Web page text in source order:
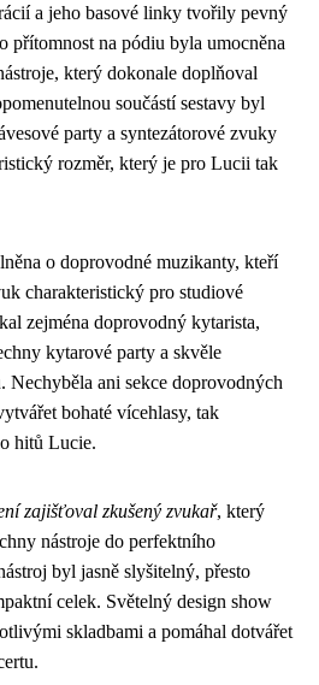
a jeho basové linky tvořily pevný
přítomnost na pódiu byla umocněna
který dokonale doplňoval
součástí sestavy byl
party a syntezátorové zvuky
rozměr, který je pro Lucii tak
o doprovodné muzikanty, kteří
charakteristický pro studiové
zejména doprovodný kytarista,
kytarové party a skvěle
ani sekce doprovodných
bohaté vícehlasy, tak
hitů Lucie.
zajišťoval zkušený zvukař, který
nástroje do perfektního
byl jasně slyšitelný, přesto
celek. Světelný design show
skladbami a pomáhal dotvářet